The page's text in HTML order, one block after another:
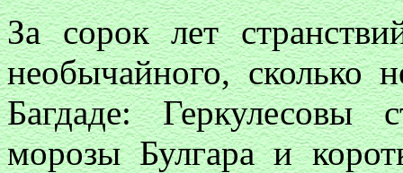
За сорок лет
необычайного, сколько
Багдаде:
морозы Булгара и